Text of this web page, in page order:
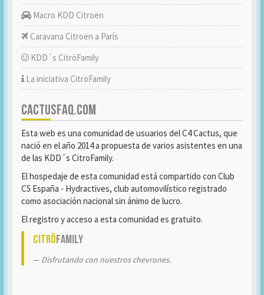
Macro KDD Citroën
Caravana Citroën a París
KDD´s CitröFamily
La iniciativa CitröFamily
CACTUSFAQ.COM
Esta web es una comunidad de usuarios del C4 Cactus, que
nació en el año 2014 a propuesta de varios asistentes en una
de las KDD´s CitroFamily.
El hospedaje de esta comunidad está compartido con Club
C5 España - Hydractives, club automovilístico registrado
como asociación nacional sin ánimo de lucro.
El registro y acceso a esta comunidad es gratuito.
CitröFamily
Disfrutando con nuestros chevrones.